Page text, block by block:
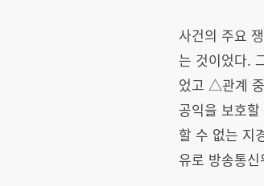
사건의 주요
는 것이었다.
었고 △관계
공익을 보호
할 수 없는 지
유로 방송통